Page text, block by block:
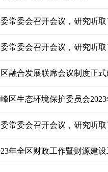
委常委会召开会议，研究听
委常委会召开会议，研究听
融合发展联席会议制度正
区生态环境保护委员会
委常委会召开会议，研究听
年全区财政工作暨财源建